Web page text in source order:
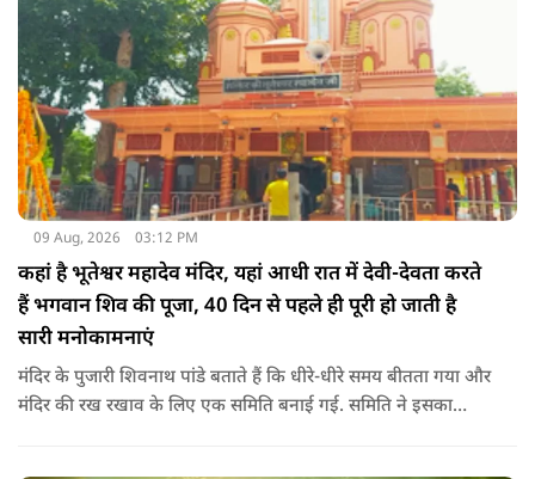
09 Aug, 2026 03:12 PM
कहां है भूतेश्वर महादेव मंदिर, यहां आधी रात में देवी-देवता करते
हैं भगवान शिव की पूजा, 40 दिन से पहले ही पूरी हो जाती है
सारी मनोकामनाएं
मंदिर के पुजारी शिवनाथ पांडे बताते हैं कि धीरे-धीरे समय बीतता गया और
मंदिर की रख रखाव के लिए एक समिति बनाई गई. समिति ने इसका